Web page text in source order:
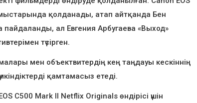
қолданады, атап айтқанда Бен
ал Евгения Арбугаева «Выход»
түсірген.
мен объектвитердің кең таңдауы кескіннің
қамтамасыз етеді.
C500 Mark II Netflix Originals өндірісі үшін